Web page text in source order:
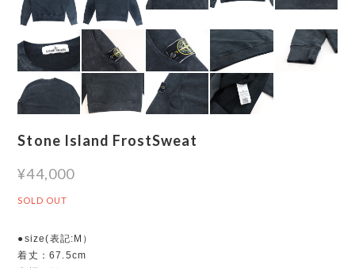
Stone Island FrostSweat
¥44,000
SOLD OUT
●size(表記:M）
着丈：67.5cm